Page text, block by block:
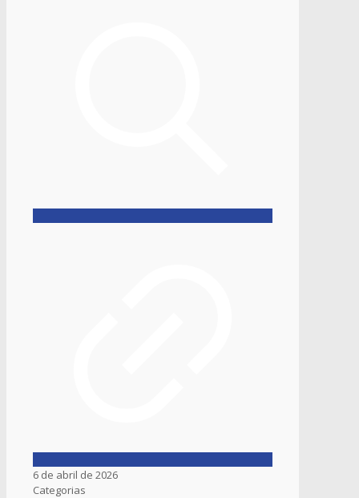
6 de abril de 2026
Categorias